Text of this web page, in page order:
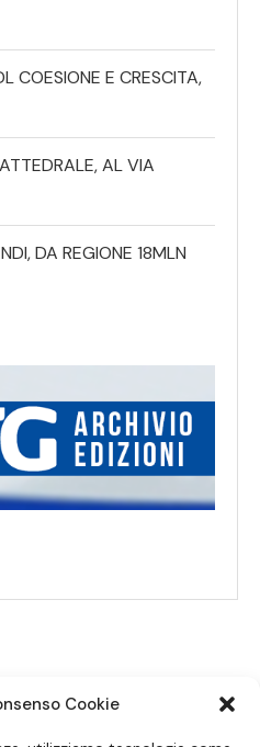
Cookie
COESIONE E CRESCITA,
AL VIA
DA REGIONE 18MLN
SUI SOCIAL